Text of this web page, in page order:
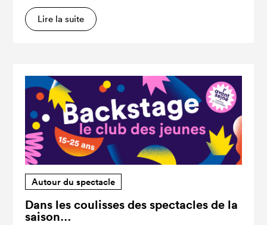
Lire la suite
Autour du spectacle
Dans les coulisses des spectacles de la
saison…